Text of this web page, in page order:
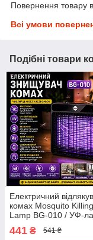
Повернення товару
Всі умови
Подібні товари
Електричний
комах Mosquito Killing
Lamp BG-010 / УФ-
Настінний знищувач
441 ₴ 541 ₴